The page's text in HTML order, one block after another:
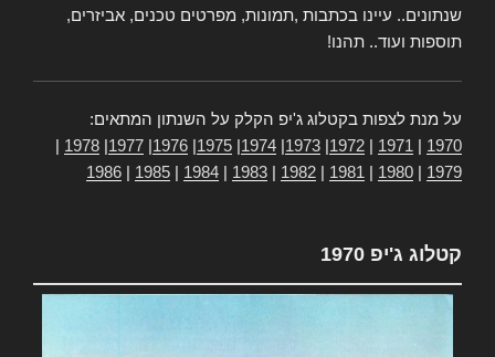
שנתונים.. עיינו בכתבות ,תמונות, מפרטים טכנים, אביזרים,
תוספות ועוד.. תהנו!
על מנת לצפות בקטלוג ג'יפ הקלק על השנתון המתאים:
1970
1971
1972
1973
1974
1975
1976
1977
1978
1979
1980
1981
1982
1983
1984
1985
1986
קטלוג ג'יפ 1970